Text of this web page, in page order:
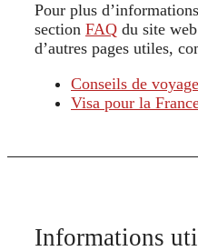
Pour plus
section FAQ du site
d’autres pages utiles,
Conseils de
Visa pour la
Informations